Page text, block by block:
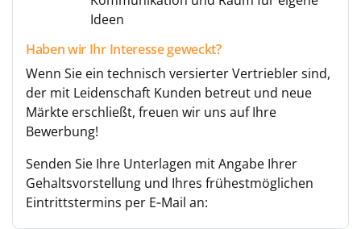
Ideen
Haben wir Ihr Interesse geweckt?
Wenn Sie ein technisch versierter Vertriebler sind,
der mit Leidenschaft Kunden betreut und neue
Märkte erschließt, freuen wir uns auf Ihre
Bewerbung!
Senden Sie Ihre Unterlagen mit Angabe Ihrer
Gehaltsvorstellung und Ihres frühestmöglichen
Eintrittstermins per E‑Mail an: